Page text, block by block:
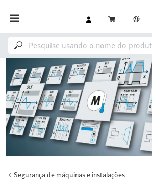
Segurança de máquinas e instalações